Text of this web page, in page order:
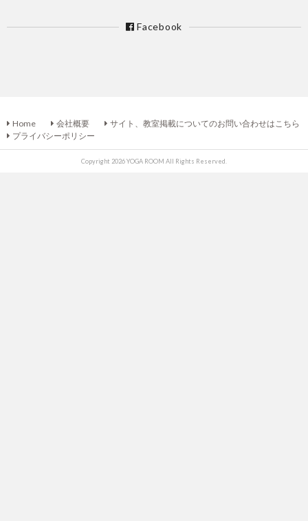
Facebook
Home 会社概要
サイト、教室掲載についてのお問い合わせはこちら
プライバシーポリシー
Copyright 2026 YOGA ROOM All Rights Reserved.